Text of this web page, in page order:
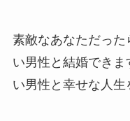
素敵なあなただった
い男性と結婚でき
い男性と幸せな人生